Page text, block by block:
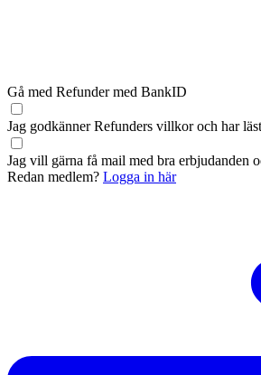
Gå med Refunder med BankID
Jag godkänner Refunders villkoroch har läst
Jag vill gärna få mail med bra erbjudanden
Redan medlem? Logga in här